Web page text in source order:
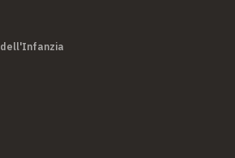
dell'Infanzia